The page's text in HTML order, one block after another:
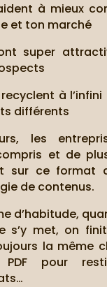
à mieux
et ton marché
super
à l’infini
différents
les
et de
sur ce format
de contenus.
d’habitude,
s’y met, on
la même
PDF pour